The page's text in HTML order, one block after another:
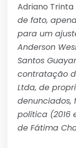
Adriano Trinta
de fato,
para um
Anderson
Santos
contratação
Ltda, de
política (2016
de Fátima